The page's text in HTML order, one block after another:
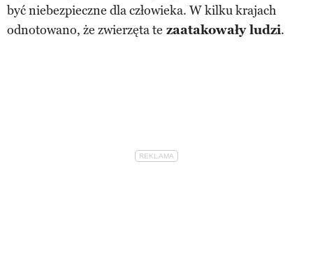
być niebezpieczne dla człowieka. W kilku krajach
odnotowano, że zwierzęta te zaatakowały ludzi.